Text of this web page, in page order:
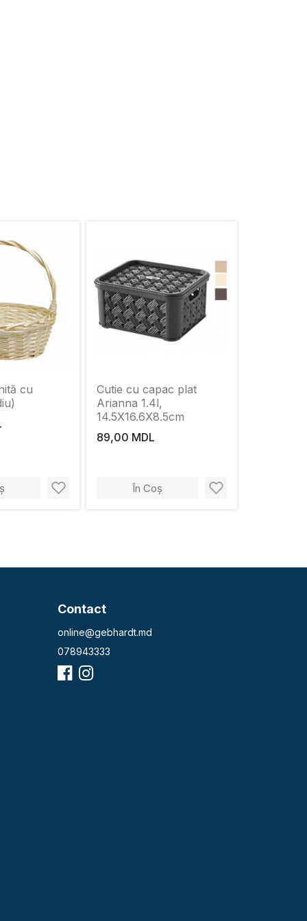
cu
Cutie cu capac plat
Arianna 1.4l,
14.5Х16.6Х8.5cm
89,00 MDL
În Coș
Contact
online@gebhardt.md
078943333